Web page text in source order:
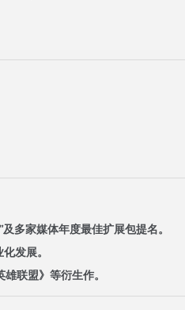
多家媒体年度最佳扩展包提名。
发展。
联盟》等衍生作。